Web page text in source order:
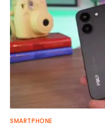
SMARTPHONE